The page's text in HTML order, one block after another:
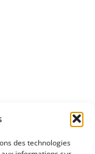
des technologies